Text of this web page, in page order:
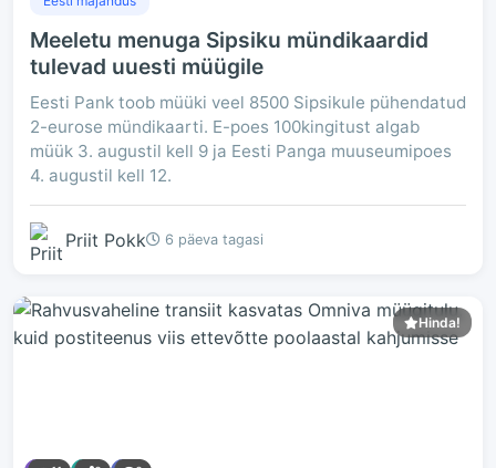
Meeletu menuga Sipsiku mündikaardid
tulevad uuesti müügile
Eesti Pank toob müüki veel 8500 Sipsikule pühendatud
2-eurose mündikaarti. E-poes 100kingitust algab
müük 3. augustil kell 9 ja Eesti Panga muuseumipoes
4. augustil kell 12.
Priit Pokk 6 päeva tagasi
Hinda!